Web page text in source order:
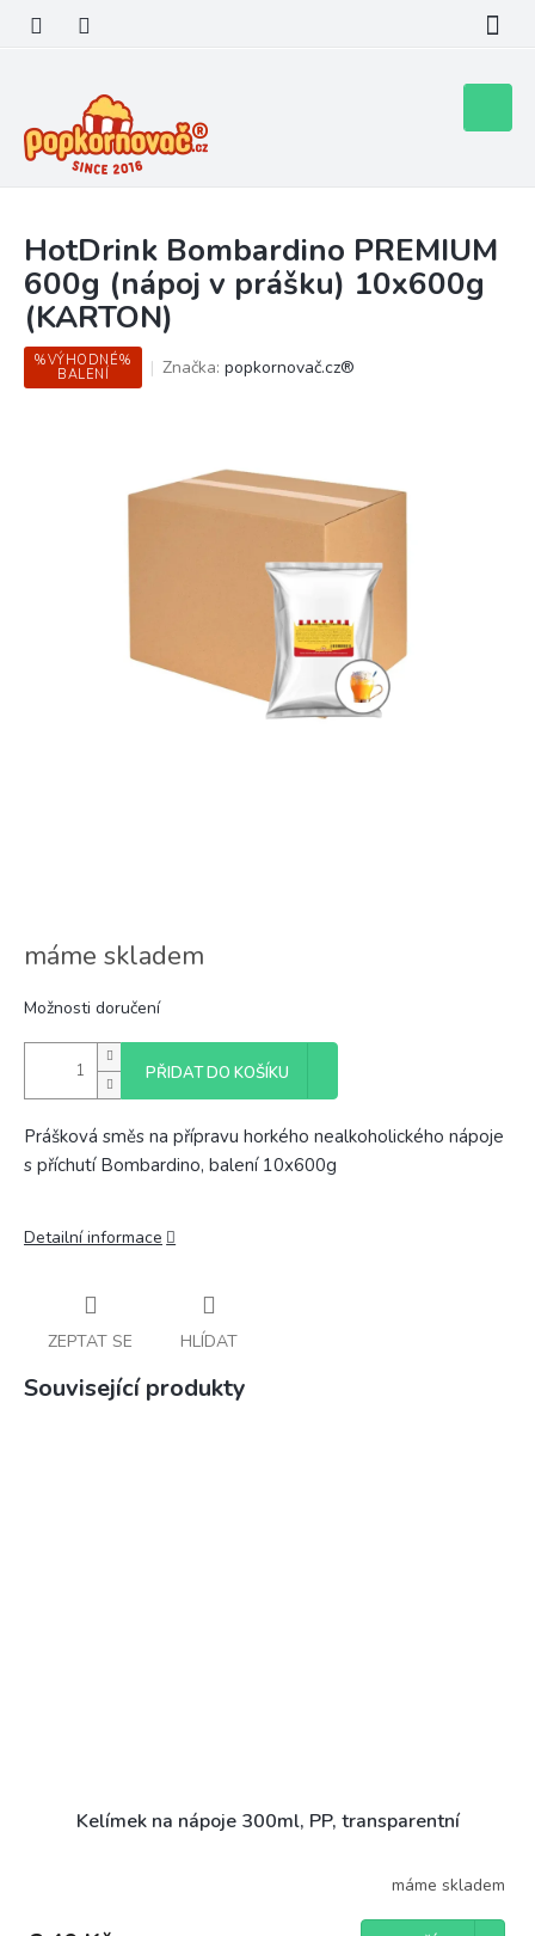
obsah
košík
HotDrink Bombardino PREMIUM
600g (nápoj v prášku) 10x600g
(KARTON)
%VÝHODNÉ%
BALENÍ
Značka: popkornovač.cz®
máme skladem
Možnosti doručení
PŘIDAT DO KOŠÍKU
Prášková směs na přípravu horkého nealkoholického nápoje
s příchutí Bombardino, balení 10x600g
Detailní informace
ZEPTAT SE HLÍDAT
Související produkty
Kelímek na nápoje 300ml, PP, transparentní
máme skladem